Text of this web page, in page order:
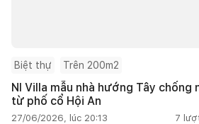
Biệt thự Trên 200m2
NI Villa mẫu nhà hướng Tây chống
từ phố cổ Hội An
27/06/2026, lúc 20:13 7